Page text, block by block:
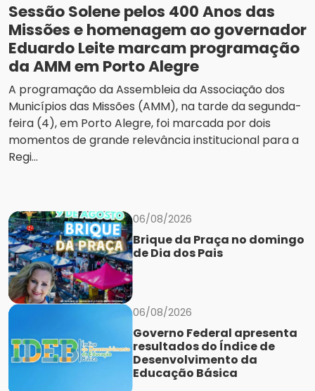
Sessão Solene pelos 400 Anos das
Missões e homenagem ao governador
Eduardo Leite marcam programação
da AMM em Porto Alegre
A programação da Assembleia da Associação dos
Municípios das Missões (AMM), na tarde da segunda-
feira (4), em Porto Alegre, foi marcada por dois
momentos de grande relevância institucional para a
Regi...
06/08/2026
Brique da Praça no domingo
de Dia dos Pais
06/08/2026
Governo Federal apresenta
resultados do Índice de
Desenvolvimento da
Educação Básica